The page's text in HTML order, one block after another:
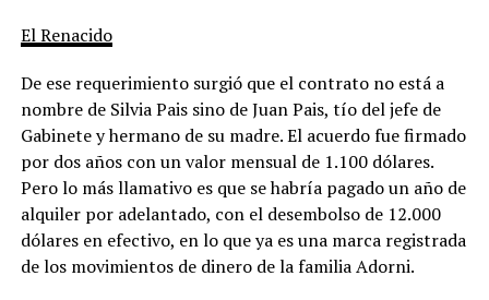
El Renacido
De ese requerimiento surgió que el contrato no está a
nombre de Silvia Pais sino de Juan Pais, tío del jefe de
Gabinete y hermano de su madre. El acuerdo fue firmado
por dos años con un valor mensual de 1.100 dólares.
Pero lo más llamativo es que se habría pagado un año de
alquiler por adelantado, con el desembolso de 12.000
dólares en efectivo, en lo que ya es una marca registrada
de los movimientos de dinero de la familia Adorni.